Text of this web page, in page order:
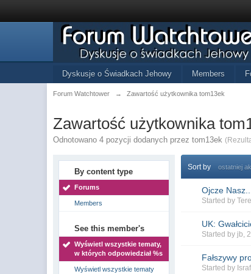
Dyskusje o Świadkach Jehowy Members
Forum Watchtower → Zawartość użytkownika tom13ek
Zawartość użytkownika
Odnotowano 4 pozycji dodanych przez tom13ek
By content type
Forums
Members
See this member's
Wyświetl wszystkie tematy,
w których odpowiedział %s
Wyświetl wszystkie tematy
Sort by ostatniej
Ojcze Nasz...
Started by
UK:
Started by jb,
Fałszywy
Started by